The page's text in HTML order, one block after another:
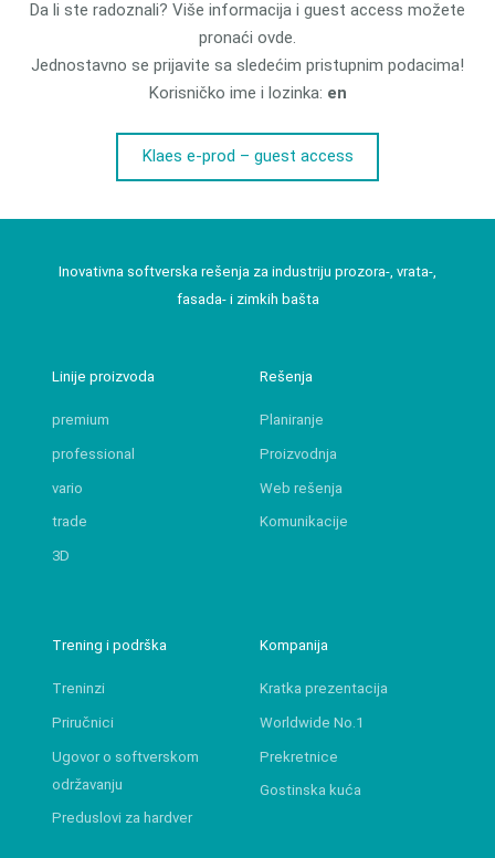
Da li ste radoznali? Više informacija i guest access možete
pronaći ovde.
Jednostavno se prijavite sa sledećim pristupnim podacima!
Korisničko ime i lozinka: en
Klaes e-prod – guest access
Inovativna softverska rešenja za industriju prozora-, vrata-,
fasada- i zimkih bašta
Linije proizvoda
premium
professional
vario
trade
3D
Rešenja
Planiranje
Proizvodnja
Web rešenja
Komunikacije
Trening i podrška
Treninzi
Priručnici
Ugovor o softverskom
održavanju
Preduslovi za hardver
Kompanija
Kratka prezentacija
Worldwide No.1
Prekretnice
Gostinska kuća